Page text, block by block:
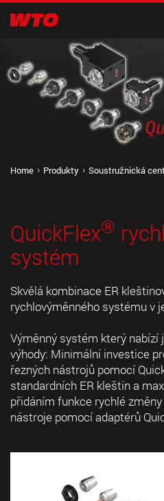
Home Produkty Soustružnická
QuickFlex®
systém
Skvělá kombinace ER
rychlovýměnného systému v
Výměnný systém který nabízí
výhody: Minimální investice
řezných nástrojů pomocí
standardních ER kleštin a
přidáním funkce rychlé
nástroje pomocí adaptérů